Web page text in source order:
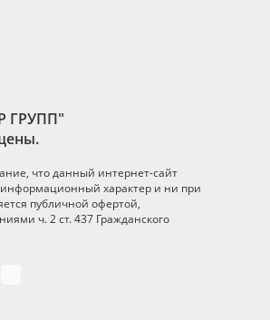
ГРУПП"
что данный интернет-сайт
характер и ни при
публичной офертой,
ч. 2 ст. 437 Гражданского